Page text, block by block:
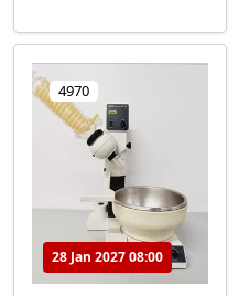
4970
28 Jan 2027 08:00